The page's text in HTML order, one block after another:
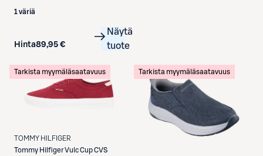
1 väriä
Hinta89,95 €
Näytä
tuote
Tarkista myymäläsaatavuus
TOMMY HILFIGER
Tommy HilfigerVulc Cup CVS
Tarkista myymäläsaatavuus